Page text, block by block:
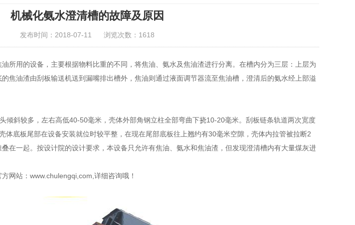
机械化氨水澄清槽的故障及原因
发布时间：2018-07-11 浏览次数：1618
所用的设备，主要根据物料比重的不同，将焦油、氨水及焦油渣进行分离。在槽内分为三层：上层为
的焦油渣由刮板输送机送到漏嘴排出槽外，焦油则通过液面调节器流至焦油槽，澄清后的氨水经上部溢
倾斜较多，左右高低40-50毫米，壳体外部角钢立柱全部弯曲下挠10-20毫米。刮板链条轨道两次宽度
体底板尾部在设备安装就位时较平整，在现在尾部底板往上翘约有30毫米空隙，壳体内拉管被拉断2
在一起。按设计院的设计要求，本设备只允许有焦油、氨水和焦油渣，但发现澄清槽内有大量煤灰进
网站：www.chulengqi,com,详细咨询哦！